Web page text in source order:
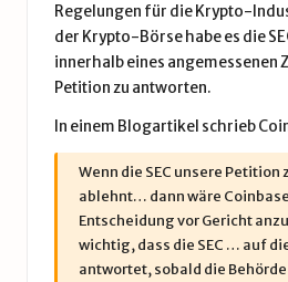
Regelungen für die Krypto-
der Krypto-Börse habe es die
innerhalb eines angemessenen
Petition zu antworten.
In einem Blogartikel schrieb
Wenn die SEC unsere
ablehnt… dann wäre
Entscheidung vor Gericht
wichtig, dass die SEC … auf
antwortet, sobald die